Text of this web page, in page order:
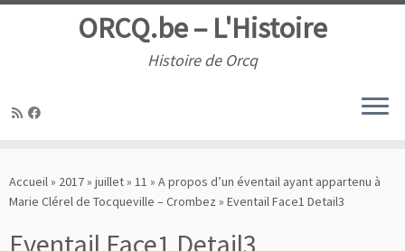
au
contenu
ORCQ.be – L'Histoire
Histoire de Orcq
Accueil» 2017» juillet» 11 » A propos d’un éventail ayant appartenu à
Marie Clérel de Tocqueville – Crombez » Eventail Face1 Detail3
Eventail Face1 Detail3